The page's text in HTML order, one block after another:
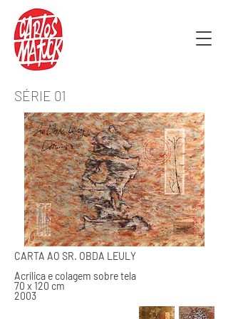
SÉRIE 01
CARTA AO SR. OBDA LEULY
Acrílica e colagem sobre tela
70 x 120 cm
2003